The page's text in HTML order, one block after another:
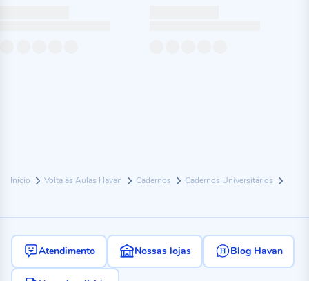
Início Volta às Aulas Havan Cadernos Cadernos Universitários
Atendimento Nossas lojas Blog Havan